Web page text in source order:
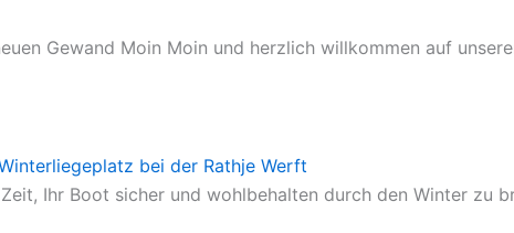
Gewand Moin Moin und herzlich willkommen auf
bei der Rathje Werft
Ihr Boot sicher und wohlbehalten durch den Winter zu